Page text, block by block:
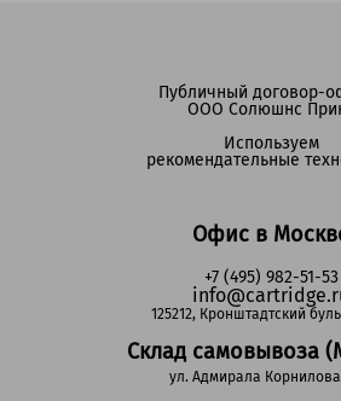
Офис в
+7 (495) 982-51-53
125212, Кронштадтский
Склад самовывоза
ул. Адмирала Корнилова,
Публичный договор-
ООО Солюшнс
Используем
рекомендательные